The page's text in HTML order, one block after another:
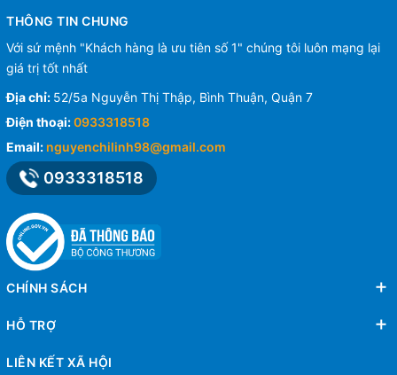
THÔNG TIN CHUNG
Với sứ mệnh "Khách hàng là ưu tiên số 1" chúng tôi luôn mạng lại
giá trị tốt nhất
Địa chỉ: 52/5a Nguyễn Thị Thập, Bình Thuận, Quận 7
Điện thoại:0933318518
Email: nguyenchilinh98@gmail.com
0933318518
CHÍNH SÁCH
HỖ TRỢ
LIÊN KẾT XÃ HỘI